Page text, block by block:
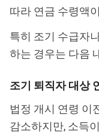
따라 연금 수령액
특히 조기 수급자
하는 경우는 다음
조기 퇴직자 대상
법정 개시 연령 이
감소하지만, 소득